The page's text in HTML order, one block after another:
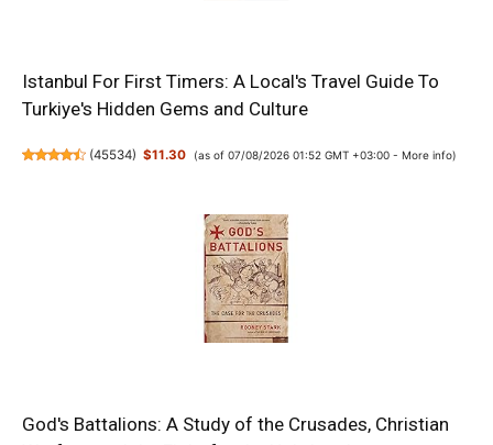
Istanbul For First Timers: A Local's Travel Guide To
Turkiye's Hidden Gems and Culture
(45534) $11.30 (as of 07/08/2026 01:52 GMT +03:00 - More info)
God's Battalions: A Study of the Crusades, Christian